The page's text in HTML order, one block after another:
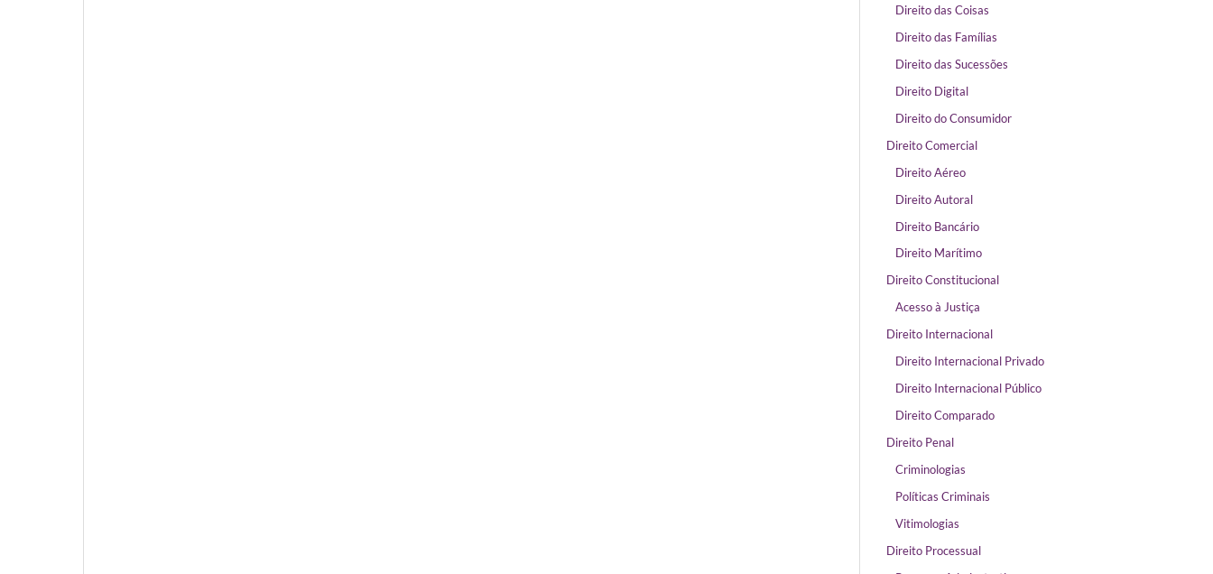
Direito das Coisas
Direito das Famílias
Direito das Sucessões
Direito Digital
Direito do Consumidor
Direito Comercial
Direito Aéreo
Direito Autoral
Direito Bancário
Direito Marítimo
Direito Constitucional
Acesso à Justiça
Direito Internacional
Direito Internacional Privado
Direito Internacional Público
Direito Comparado
Direito Penal
Criminologias
Políticas Criminais
Vitimologias
Direito Processual